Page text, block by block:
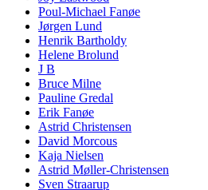
Poul-Michael Fanøe
Jørgen Lund
Henrik Bartholdy
Helene Brolund
J B
Bruce Milne
Pauline Gredal
Erik Fanøe
Astrid Christensen
David Morcous
Kaja Nielsen
Astrid Møller-Christensen
Sven Straarup